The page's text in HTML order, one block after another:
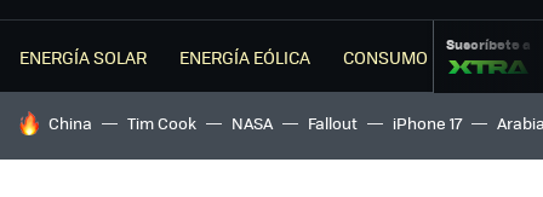
ENERGÍA SOLAR ENERGÍA EÓLICA CONSUMO ENERGÉTICO
Suscríbete a
HOY SE HABLA DE
China Tim Cook NASA Fallout iPhone 17